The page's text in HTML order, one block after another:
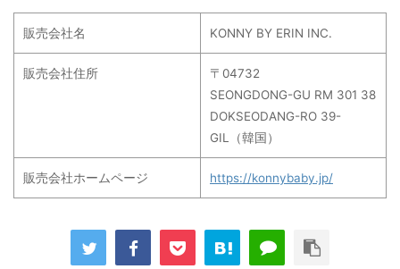
販売会社名 KONNY BY ERIN INC.
販売会社住所
〒04732
SEONGDONG-GU RM 301 38
DOKSEODANG-RO 39-
GIL（韓国）
販売会社ホームページ https://konnybaby.jp/